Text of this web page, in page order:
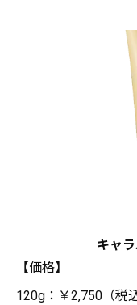
キャ
【価格】
120g：￥2,750（税込